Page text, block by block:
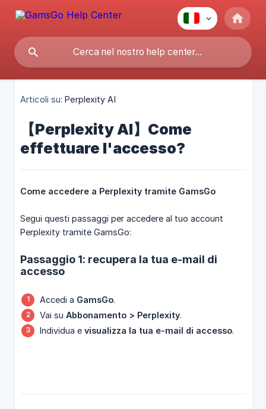
Articoli su: Perplexity AI
【Perplexity AI】Come
effettuare l'accesso?
Come accedere a Perplexity tramite GamsGo
Segui questi passaggi per accedere al tuo account
Perplexity tramite GamsGo:
Passaggio 1: recupera la tua e-mail di
accesso
Accedi a GamsGo.
Vai su Abbonamento > Perplexity.
Individua e visualizza la tua e-mail di accesso.